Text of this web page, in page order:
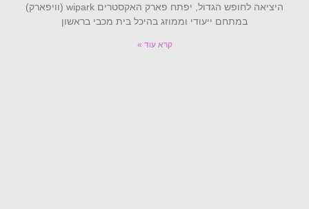
היציאה לחופש הגדול, יפתח פארק האקסטרים wipark (וויפארק)
במתחם ייעודי וממוזג בהיכל בית מכבי בראשון
קרא עוד »